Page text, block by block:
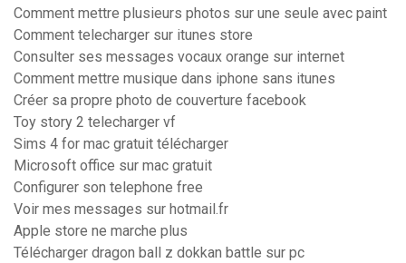
Comment mettre plusieurs photos sur une seule avec paint
Comment telecharger sur itunes store
Consulter ses messages vocaux orange sur internet
Comment mettre musique dans iphone sans itunes
Créer sa propre photo de couverture facebook
Toy story 2 telecharger vf
Sims 4 for mac gratuit télécharger
Microsoft office sur mac gratuit
Configurer son telephone free
Voir mes messages sur hotmail.fr
Apple store ne marche plus
Télécharger dragon ball z dokkan battle sur pc